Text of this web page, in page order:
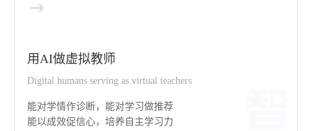
用AI做虚拟教师
Digital humans serving as virtual teachers
能对学情作诊断，能对学习做推荐
能以成效促信心，培养自主学习力